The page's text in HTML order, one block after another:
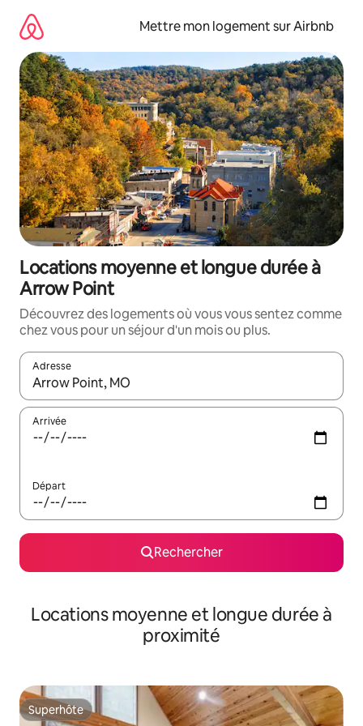
directement
contenu
Mettre mon logement sur Airbnb
Locations moyenne et longue durée à
Arrow Point
Découvrez des logements où vous vous sentez comme
chez vous pour un séjour d'un mois ou plus.
Adresse
Lorsque les résultats s'affichent, utilisez les flèches vers le
Arrivée
Départ
Rechercher
Locations moyenne et longue durée à
proximité
Superhôte
Superhôte